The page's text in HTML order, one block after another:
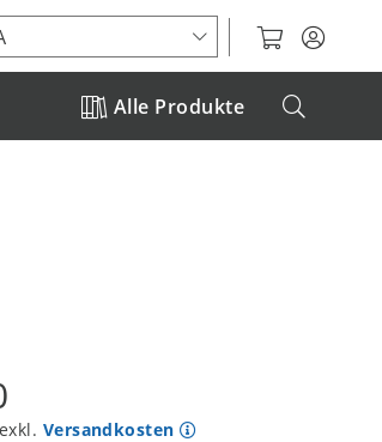
auswählen
Alle Produkte
Versandkosten